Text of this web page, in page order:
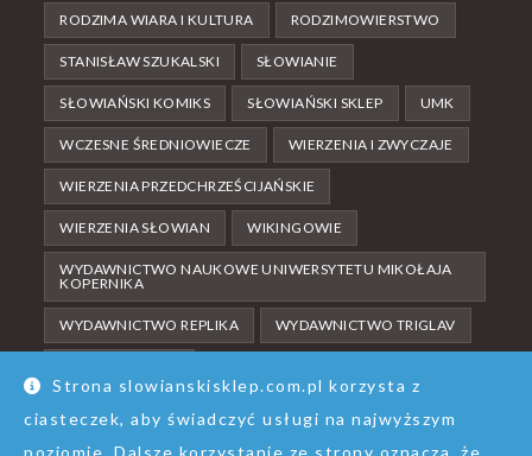
Strona slowianskisklep.com.pl korzysta z
ciasteczek, aby świadczyć usługi na najwyższym
poziomie. Dalsze korzystanie ze strony oznacza, że
RODZIMA WIARA I KULTURA RODZIMOWIERSTWO
STANISŁAW SZUKALSKI SŁOWIANIE
SŁOWIAŃSKI KOMIKS SŁOWIAŃSKI SKLEP UMK
WCZESNE ŚREDNIOWIECZE WIERZENIA I ZWYCZAJE
WIERZENIA PRZEDCHRZEŚCIJAŃSKIE
WIERZENIA SŁOWIAN WIKINGOWIE
WYDAWNICTWO NAUKOWE UNIWERSYTETU MIKOŁAJA
KOPERNIKA
WYDAWNICTWO REPLIKA WYDAWNICTWO TRIGLAV